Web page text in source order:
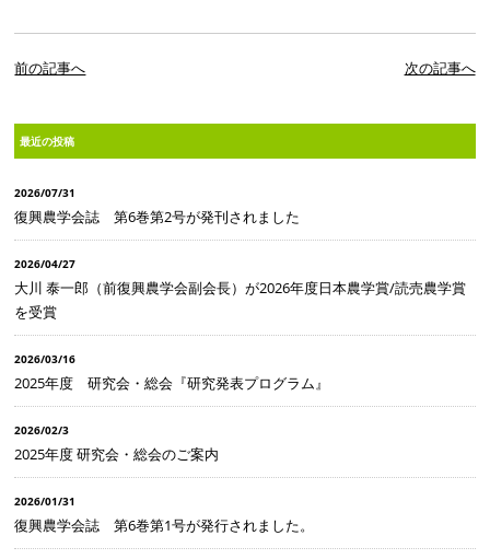
前の記事へ 次の記事へ
最近の投稿
2026/07/31
復興農学会誌 第6巻第2号が発刊されました
2026/04/27
大川 泰一郎（前復興農学会副会長）が2026年度日本農学賞/読売農学賞
を受賞
2026/03/16
2025年度 研究会・総会『研究発表プログラム』
2026/02/3
2025年度 研究会・総会のご案内
2026/01/31
復興農学会誌 第6巻第1号が発行されました。